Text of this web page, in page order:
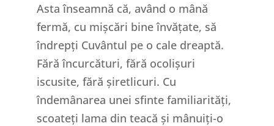
Asta înseamnă că, având o mână
fermă, cu mișcări bine învățate, să
îndrepți Cuvântul pe o cale dreaptă.
Fără încurcături, fără ocolișuri
iscusite, fără șiretlicuri. Cu
îndemânarea unei sfinte familiarități,
scoateți lama din teacă și mânuiți-o